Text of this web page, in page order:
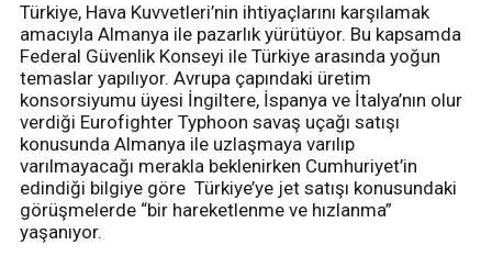
Türkiye, Hava Kuvvetleri’nin ihtiyaçlarını karşılamak
amacıyla Almanya ile pazarlık yürütüyor. Bu kapsamda
Federal Güvenlik Konseyi ile Türkiye arasında yoğun
temaslar yapılıyor. Avrupa çapındaki üretim
konsorsiyumu üyesi İngiltere, İspanya ve İtalya’nın olur
verdiği Eurofighter Typhoon savaş uçağı satışı
konusunda Almanya ile uzlaşmaya varılıp
varılmayacağı merakla beklenirken Cumhuriyet’in
edindiği bilgiye göre Türkiye’ye jet satışı konusundaki
görüşmelerde “bir hareketlenme ve hızlanma”
yaşanıyor.